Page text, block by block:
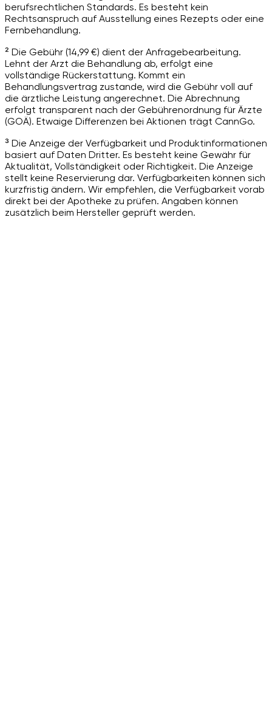
berufsrechtlichen Standards. Es besteht kein
Rechtsanspruch auf Ausstellung eines Rezepts oder eine
Fernbehandlung.
² Die Gebühr (14,99 €) dient der Anfragebearbeitung.
Lehnt der Arzt die Behandlung ab, erfolgt eine
vollständige Rückerstattung. Kommt ein
Behandlungsvertrag zustande, wird die Gebühr voll auf
die ärztliche Leistung angerechnet. Die Abrechnung
erfolgt transparent nach der Gebührenordnung für Ärzte
(GOÄ). Etwaige Differenzen bei Aktionen trägt CannGo.
³ Die Anzeige der Verfügbarkeit und Produktinformationen
basiert auf Daten Dritter. Es besteht keine Gewähr für
Aktualität, Vollständigkeit oder Richtigkeit. Die Anzeige
stellt keine Reservierung dar. Verfügbarkeiten können sich
kurzfristig ändern. Wir empfehlen, die Verfügbarkeit vorab
direkt bei der Apotheke zu prüfen. Angaben können
zusätzlich beim Hersteller geprüft werden.